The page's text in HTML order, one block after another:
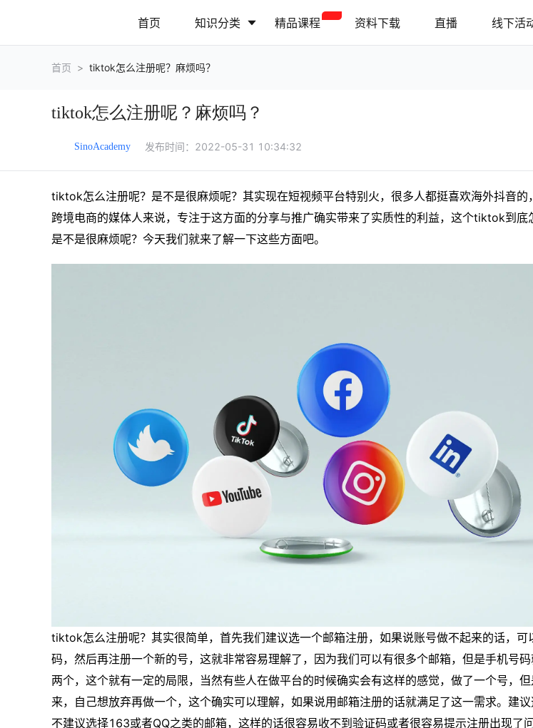
首页 知识分类
营销推广 网站运营
精品课程 资料下载 直播 线下活
首页 > tiktok怎么注册呢？麻烦吗？
tiktok怎么注册呢？麻烦吗？
SinoAcademy 发布时间： 2022-05-31 10:34:32
tiktok怎么注册呢？是不是很麻烦呢？其实现在短视频平台特别火，很多人都挺喜欢海外抖音的
跨境电商的媒体人来说，专注于这方面的分享与推广确实带来了实质性的利益，这个tiktok到底
是不是很麻烦呢？今天我们就来了解一下这些方面吧。
tiktok怎么注册呢？其实很简单，首先我们建议选一个邮箱注册，如果说账号做不起来的话，可
码，然后再注册一个新的号，这就非常容易理解了，因为我们可以有很多个邮箱，但是手机号
两个，这个就有一定的局限，当然有些人在做平台的时候确实会有这样的感觉，做了一个号，
来，自己想放弃再做一个，这个确实可以理解，如果说用邮箱注册的话就满足了这一需求。建
不建议选择163或者QQ之类的邮箱，这样的话很容易收不到验证码或者很容易提示注册出现了